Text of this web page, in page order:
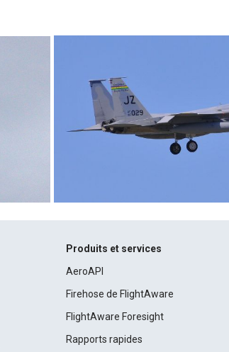
Produits et services
AeroAPI
Firehose de FlightAware
FlightAware Foresight
Rapports rapides